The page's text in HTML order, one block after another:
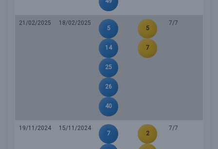
21/02/2025
18/02/2025
5
14
25
26
40
5
7
7/7
19/11/2024
15/11/2024
7
2
7/7